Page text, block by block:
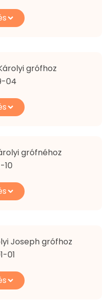
grófhoz
04
grófnéhoz
10
Joseph grófhoz
01